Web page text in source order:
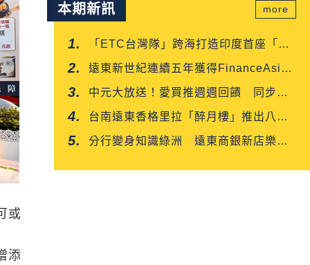
或
添
本期新訊
「ETC台灣隊」跨海打造印度首座「多
車道自由流」電子收費系統正式通車
遠東新世紀連續五年獲得FinanceAsia
肯定
中元大放送！愛買推週週回饋 同步開
賣白沙屯媽平安箱
台南遠東香格里拉「醉月樓」推出八月
限定「功夫新菜嘗鮮優惠」
分行變身知識綠洲 遠東商銀新店樂知
more